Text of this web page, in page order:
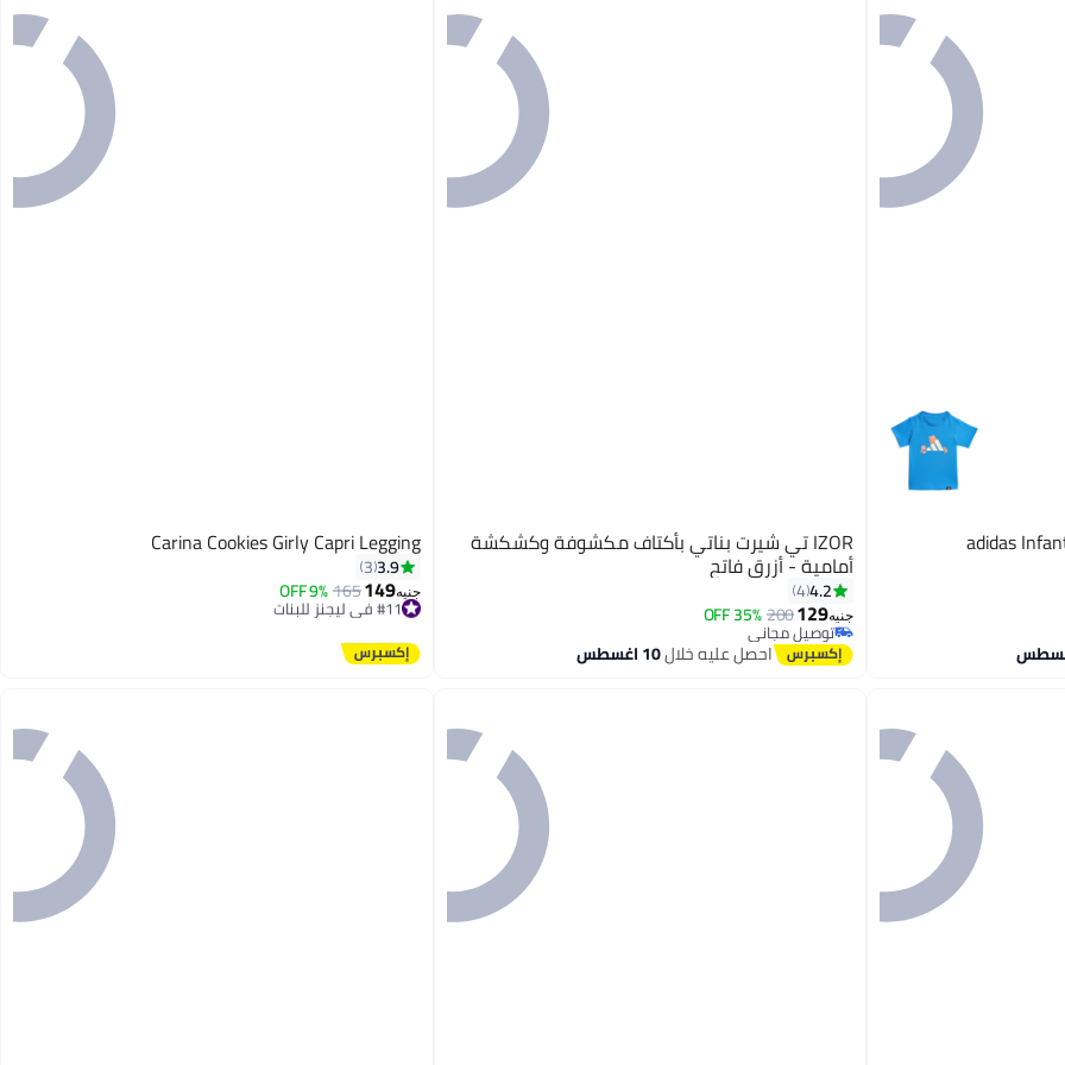
adidas IZOR تي شيرت بناتي بأكتاف مكشوفة وكشكشة
أمامية - أزرق فاتح
4.2
4
جنيه129
200
35% OFF
توصيل مجاني
توصيل مجانياحصل عليه خلال10 اغسطس
Carina Cookies Girly Capri Legging
3.9
3
جنيه149
165
9% OFF #11 في ليجنز للبنات
توصيل مجاني